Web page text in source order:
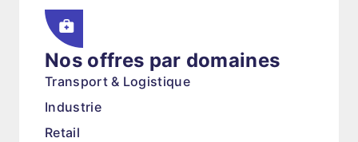
Nos offres par domaines
Transport & Logistique
Industrie
Retail